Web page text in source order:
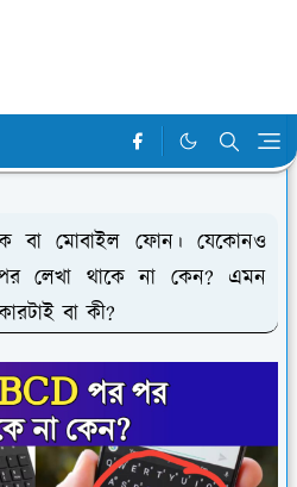
বা মোবাইল ফোন। যেকোনও
লেখা থাকে না কেন? এমন
বা কী?